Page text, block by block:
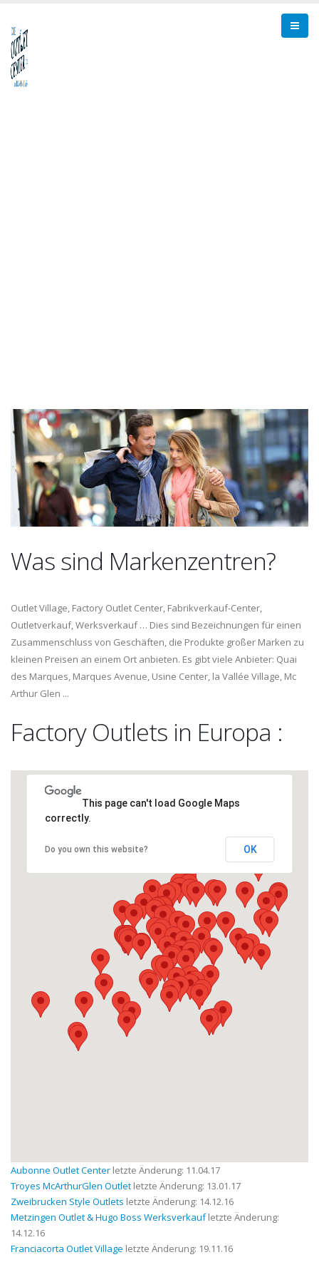
Was sind Markenzentren?
Outlet Village, Factory Outlet Center, Fabrikverkauf-Center,
Outletverkauf, Werksverkauf … Dies sind Bezeichnungen für einen
Zusammenschluss von Geschäften, die Produkte großer Marken zu
kleinen Preisen an einem Ort anbieten. Es gibt viele Anbieter: Quai
des Marques, Marques Avenue, Usine Center, la Vallée Village, Mc
Arthur Glen ...
Factory Outlets in Europa :
This page can't load Google Maps
correctly.
Do you own this website? OK
Aubonne Outlet Center letzte Änderung: 11.04.17
Troyes McArthurGlen Outlet letzte Änderung: 13.01.17
Zweibrucken Style Outlets letzte Änderung: 14.12.16
Metzingen Outlet & Hugo Boss Werksverkaufletzte Änderung:
14.12.16
Franciacorta Outlet Village letzte Änderung: 19.11.16